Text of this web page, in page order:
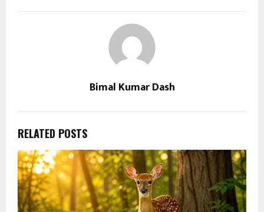
Bimal Kumar Dash
RELATED POSTS